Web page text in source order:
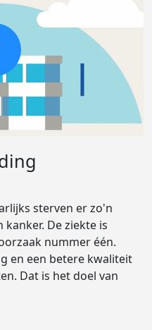
sterven er zo'n
kanker. De ziekte is
nummer één.
en een betere kwaliteit
Dat is het doel van